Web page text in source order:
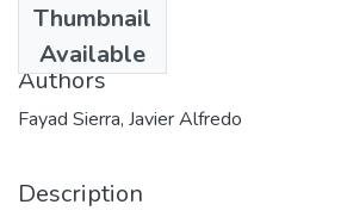
Thumbnail
Available
2004
Authors
Fayad Sierra, Javier Alfredo
Description